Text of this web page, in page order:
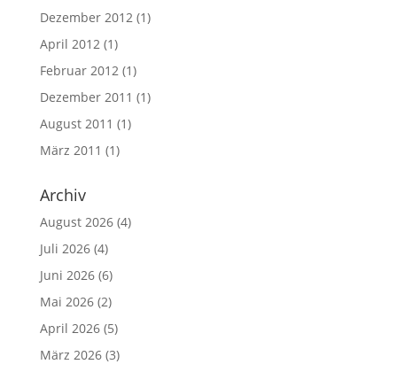
Dezember 2012(1)
April 2012(1)
Februar 2012(1)
Dezember 2011 (1)
August 2011 (1)
März 2011 (1)
Archiv
August 2026(4)
Juli 2026(4)
Juni 2026(6)
Mai 2026(2)
April 2026(5)
März 2026(3)